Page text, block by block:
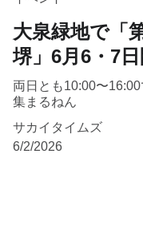
大泉緑地で「
堺」6月6・7
両日とも10:00〜
集まるねん
サカイタイムズ
6/2/2026